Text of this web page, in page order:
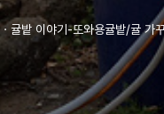
ㆍ 귤밭 이야기-또와용귤밭/귤 가